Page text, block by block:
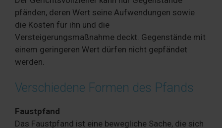
pfänden, deren Wert seine Aufwendungen sowie
die Kosten für ihn und die
Versteigerungsmaßnahme deckt. Gegenstände mit
einem geringeren Wert dürfen nicht gepfändet
werden.
Verschiedene Formen des Pfands
Faustpfand
Das Faustpfand ist eine bewegliche Sache, die sich